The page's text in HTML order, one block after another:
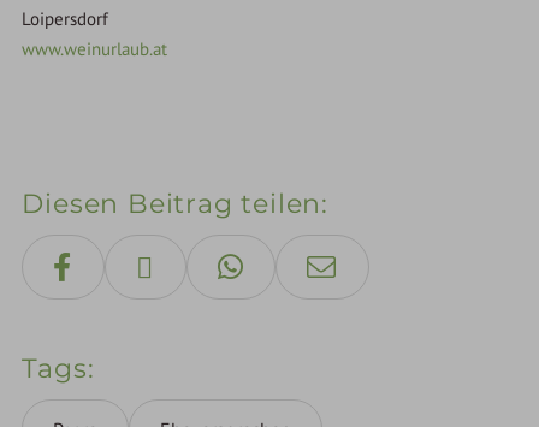
Loipersdorf
www.weinurlaub.at
Diesen Beitrag teilen
Tags